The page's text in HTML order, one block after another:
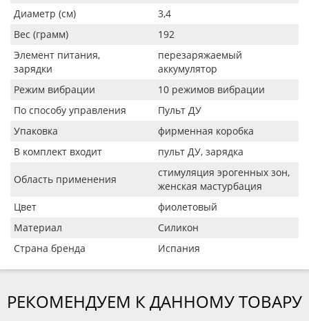
Диаметр (см)
3,4
Вес (грамм)
192
Элемент питания,
зарядки
перезаряжаемый
аккумулятор
Режим вибрации
10 режимов вибрации
По способу управления
Пульт ДУ
Упаковка
фирменная коробка
В комплект входит
пульт ДУ, зарядка
Область применения
стимуляция эрогенных зон,
женская мастурбация
Цвет
фиолетовый
Материал
Силикон
Страна бренда
Испания
РЕКОМЕНДУЕМ К ДАННОМУ ТОВАРУ